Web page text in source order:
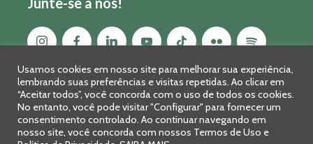
Usamos cookies em nosso site para melhorar sua experiência,
lembrando suas preferências e visitas repetidas. Ao clicar em
“Aceitar todos”, você concorda com o uso de todos os cookies.
No entanto, você pode visitar "Configurar" para fornecer um
consentimento controlado. Ao continuar navegando em
nosso site, você concorda com nossos Termos de Uso e